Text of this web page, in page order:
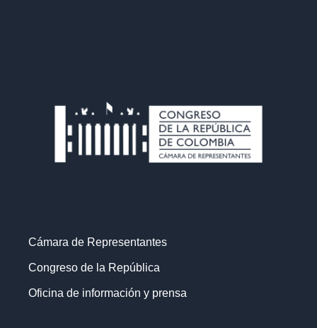
Cámara de Representantes
Congreso de la República
Oficina de información y prensa